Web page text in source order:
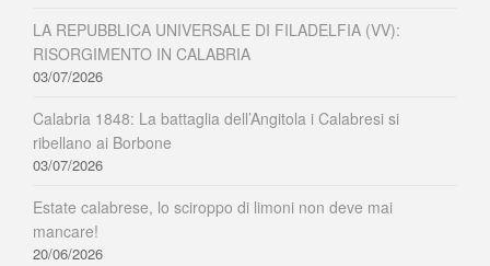
LA REPUBBLICA UNIVERSALE DI FILADELFIA (VV):
RISORGIMENTO IN CALABRIA
03/07/2026
Calabria 1848: La battaglia dell’Angitola i Calabresi si
ribellano ai Borbone
03/07/2026
Estate calabrese, lo sciroppo di limoni non deve mai
mancare!
20/06/2026